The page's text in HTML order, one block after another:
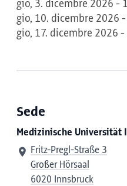
gio, 3. dicembre 2026 -
gio, 10. dicembre 2026
gio, 17. dicembre 2026
Sede
Medizinische Universität
Fritz-Pregl-Straße 3
Großer Hörsaal
6020 Innsbruck